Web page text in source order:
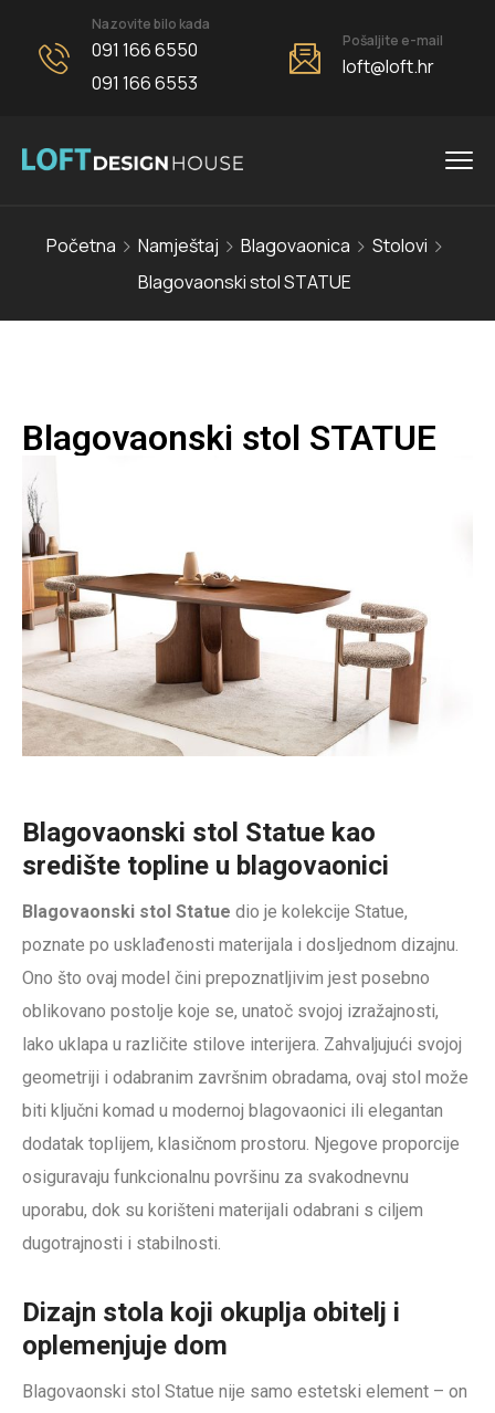
Nazovite bilo kada
091 166 6550
091 166 6553
Pošaljite e-mail
loft@loft.hr
Početna Namještaj Blagovaonica
Stolovi
Blagovaonski stol STATUE
Blagovaonski stol STATUE
Blagovaonski stol Statue kao
središte topline u blagovaonici
Blagovaonski stol Statue dio je kolekcije Statue,
poznate po usklađenosti materijala i dosljednom dizajnu.
Ono što ovaj model čini prepoznatljivim jest posebno
oblikovano postolje koje se, unatoč svojoj izražajnosti,
lako uklapa u različite stilove interijera. Zahvaljujući svojoj
geometriji i odabranim završnim obradama, ovaj stol može
biti ključni komad u modernoj blagovaonici ili elegantan
dodatak toplijem, klasičnom prostoru. Njegove proporcije
osiguravaju funkcionalnu površinu za svakodnevnu
uporabu, dok su korišteni materijali odabrani s ciljem
dugotrajnosti i stabilnosti.
Dizajn stola koji okuplja obitelj i
oplemenjuje dom
Blagovaonski stol Statue nije samo estetski element – on